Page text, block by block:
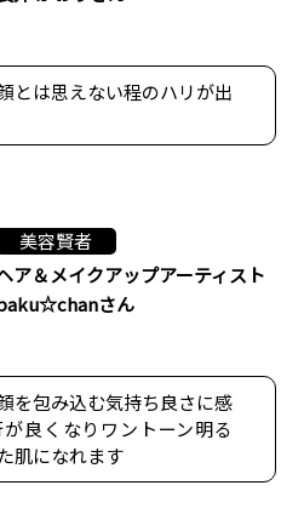
とは思えない程のハリが出
美容賢者
ア＆メイクアップアーティスト
さん
を包み込む気持ち良さに感
良くなりワントーン明る
肌になれます